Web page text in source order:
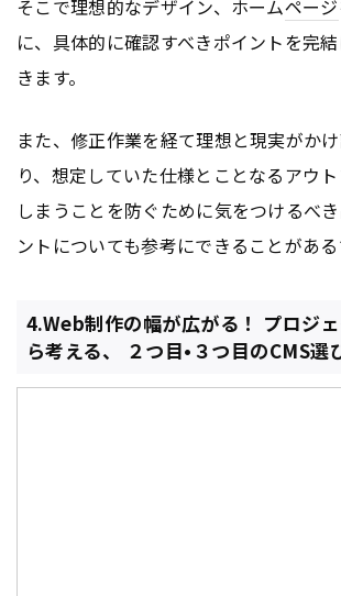
そこで理想的なデザイン、ホームページ
に、具体的に確認すべきポイントを完
きます。
また、修正作業を経て理想と現実がか
り、想定していた仕様とことなるアウ
しまうことを防ぐために気をつけるべ
ントについても参考にできることがある
4.Web制作の幅が広がる！ プロジ
ら考える、 ２つ目•３つ目のCMS選